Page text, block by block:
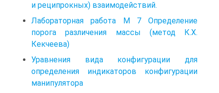
и реципрокных) взаимодействий.
Лабораторная работа М 7 Определение
порога различения массы (метод К.Х.
Кекчеева)
Уравнения вида конфигурации для
определения индикаторов конфигурации
манипулятора